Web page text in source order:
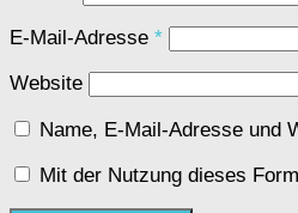
E-Mail-Adresse *
Website
Name, E-Mail-Adresse und
Mit der Nutzung dieses